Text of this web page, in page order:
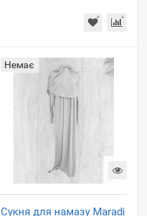
Немає
Сукня для намазу Maradi